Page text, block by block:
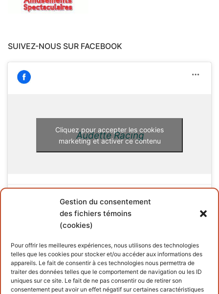
Gestion du consentement
des fichiers témoins
(cookies)
Pour offrir les meilleures expériences, nous utilisons des technologies
telles que les cookies pour stocker et/ou accéder aux informations des
appareils. Le fait de consentir à ces technologies nous permettra de
traiter des données telles que le comportement de navigation ou les ID
uniques sur ce site. Le fait de ne pas consentir ou de retirer son
consentement peut avoir un effet négatif sur certaines caractéristiques
SUIVEZ-NOUS SUR FACEBOOK
Audette Racing
Cliquez pour accepter les cookies
marketing et activer ce contenu
INFORMATIONS
Conditions générales
Politique de cookies